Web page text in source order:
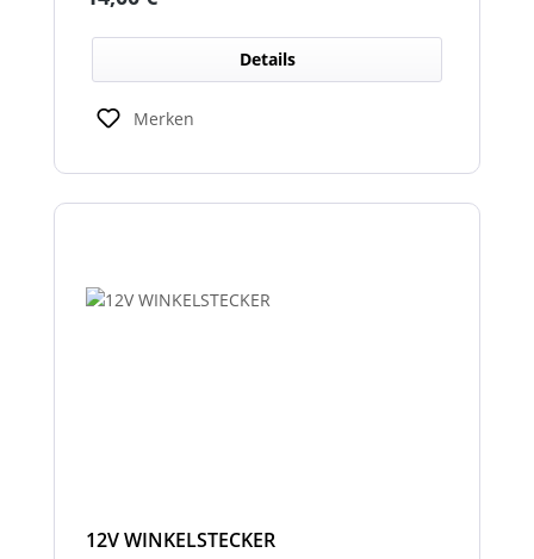
Details
Merken
12V WINKELSTECKER